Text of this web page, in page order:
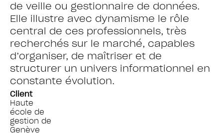
de veille ou gestionnaire de données.
Elle illustre avec dynamisme le rôle
central de ces professionnels, très
recherchés sur le marché, capables
d’organiser, de maîtriser et de
structurer un univers informationnel en
constante évolution.
Client
Haute
école de
gestion de
Genève